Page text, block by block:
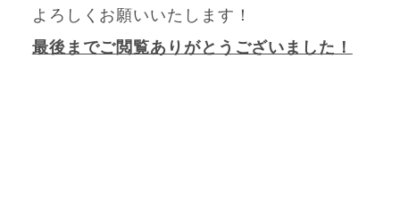
よろしくお願いいたします！
最後までご閲覧ありがとうございました！